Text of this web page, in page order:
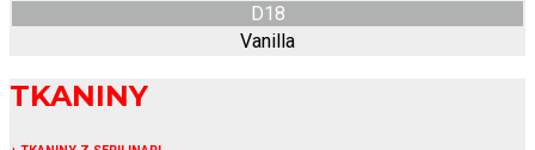
D18
Vanilla
TKANINY